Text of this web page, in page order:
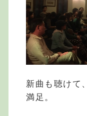
新曲も聴けて
満足。